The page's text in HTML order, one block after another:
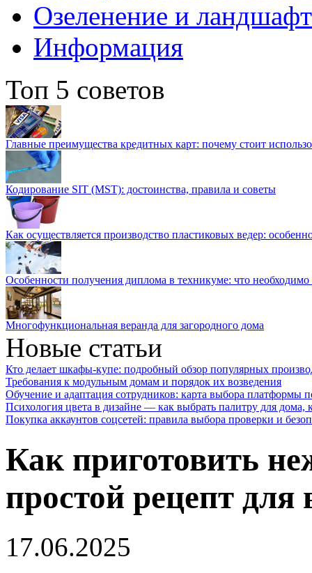
Озеленение и
Информация
Топ 5 советов
Главные преимущества кредитных карт: почему стоит
Кодирование SIT (MST): достоинства, правила и советы
Как осуществляется производство пластиковых ведер:
Особенности получения диплома в техникуме: что необходимо
Многофункциональная веранда для загородного дома
Новые статьи
Кто делает шкафы-купе: подробный обзор популярных
Требования к модульным домам и порядок их возведения
Обучение и адаптация сотрудников: карта выбора платформы
Психология цвета в дизайне — как выбрать палитру для дома,
Покупка аккаунтов соцсетей: правила выбора проверки и
Как приготовить
простой рецепт для
17.06.2025